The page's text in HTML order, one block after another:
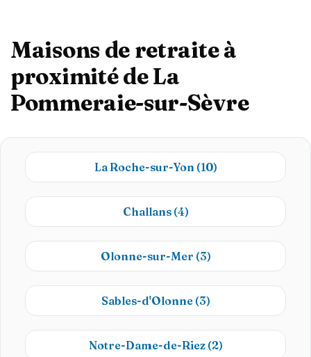
Maisons de retraite à
proximité de La
Pommeraie-sur-Sèvre
La Roche-sur-Yon (10)
Challans (4)
Olonne-sur-Mer (3)
Sables-d'Olonne (3)
Notre-Dame-de-Riez (2)